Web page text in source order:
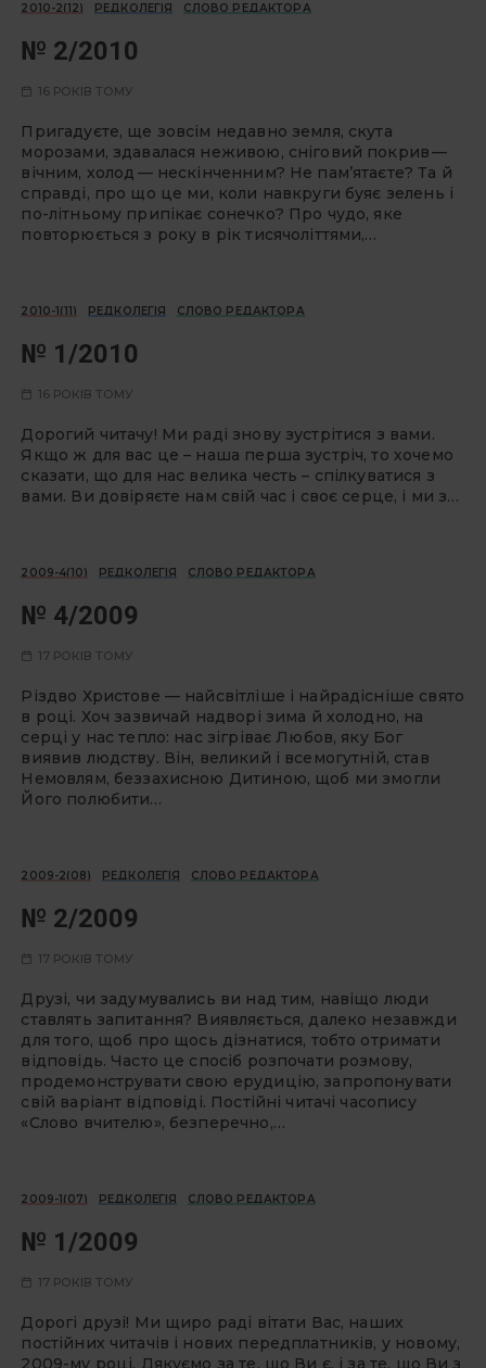
2010-2(12) РЕДКОЛЕГІЯ СЛОВО РЕДАКТОРА
№ 2/2010
16 РОКІВ ТОМУ
Пригадуєте, ще зовсім недавно земля, скута
морозами, здавалася неживою, сніговий покрив —
вічним, холод — нескінченним? Не пам’ятаєте? Та й
справді, про що це ми, коли навкруги буяє зелень і
по-літньому припікає сонечко? Про чудо, яке
повторюється з року в рік тисячоліттями,…
2010-1(11) РЕДКОЛЕГІЯ СЛОВО РЕДАКТОРА
№ 1/2010
16 РОКІВ ТОМУ
Дорогий читачу! Ми раді знову зустрітися з вами.
Якщо ж для вас це – наша перша зустріч, то хочемо
сказати, що для нас велика честь – спілкуватися з
вами. Ви довіряєте нам свій час і своє серце, і ми з…
2009-4(10) РЕДКОЛЕГІЯ СЛОВО РЕДАКТОРА
№ 4/2009
17 РОКІВ ТОМУ
Різдво Христове — найсвітліше і найрадісніше свято
в році. Хоч зазвичай надворі зима й холодно, на
серці у нас тепло: нас зігріває Любов, яку Бог
виявив людству. Він, великий і всемогутній, став
Немовлям, беззахисною Дитиною, щоб ми змогли
Його полюбити…
2009-2(08) РЕДКОЛЕГІЯ СЛОВО РЕДАКТОРА
№ 2/2009
17 РОКІВ ТОМУ
Друзі, чи задумувались ви над тим, навіщо люди
ставлять запитання? Виявляється, далеко незавжди
для того, щоб про щось дізнатися, тобто отримати
відповідь. Часто це спосіб розпочати розмову,
продемонструвати свою ерудицію, запропонувати
свій варіант відповіді. Постійні читачі часопису
«Слово вчителю», безперечно,…
2009-1(07) РЕДКОЛЕГІЯ СЛОВО РЕДАКТОРА
№ 1/2009
17 РОКІВ ТОМУ
Дорогі друзі! Ми щиро раді вітати Вас, наших
постійних читачів і нових передплатників, у новому,
2009-му році. Дякуємо за те, що Ви є, і за те, що Ви з